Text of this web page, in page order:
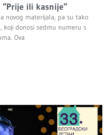
ili kasnije”
novog materijala, pa su tako
koji donosi sedmu numeru s
Ova